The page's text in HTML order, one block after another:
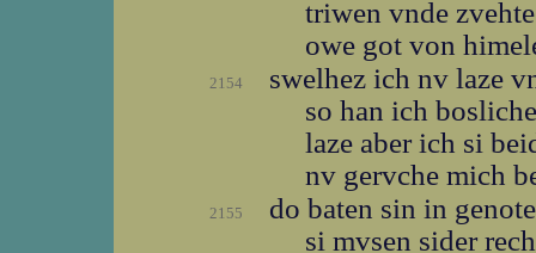
triwen vnde
owe got von
2154
swelhez ich nv laze
so han ich
laze aber ich si
nv gervche mich
2155
do baten sin in
si mvsen sider